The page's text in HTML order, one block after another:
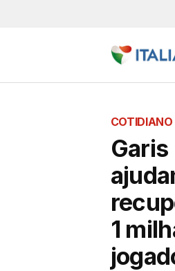
COTIDIANO
1